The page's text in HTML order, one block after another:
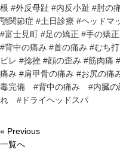
根 #外反母趾 #内反小趾 #肘の
顎関節症 #土日診療 #ヘッドマ
#富士見町 #足の矯正 #手の矯
#背中の痛み #首の痛み #むち
ビレ #捻挫 #顔の歪み #筋肉痛
痛み #肩甲骨の痛み #お尻の痛
毒完備 #背中の痛み #内臓
れ #ドライヘッドスパ
« Previous
一覧へ